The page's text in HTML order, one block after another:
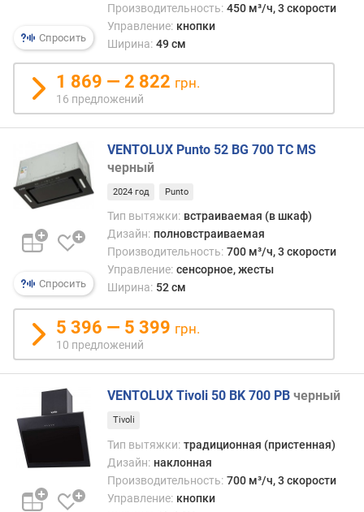
а
к
.
³
)
п
р
и
з
в
о
д
и
т
л
н
с
Спросить
Производительность: 450 м³/ч, 3 скорости
Управление: кнопки
Ширина: 49 см
1 869 — 2 822 грн.
16 предложений
Спросить
VENTOLUX Punto 52 BG 700 TC MS
черный
2024 год Punto
Тип вытяжки: встраиваемая (в шкаф)
Дизайн: полновстраиваемая
Производительность: 700 м³/ч, 3 скорости
Управление: сенсорное, жесты
Ширина: 52 см
5 396 — 5 399 грн.
10 предложений
VENTOLUX Tivoli 50 BK 700 PB черный
Tivoli
Тип вытяжки: традиционная (пристенная)
Дизайн: наклонная
Производительность: 700 м³/ч, 3 скорости
Управление: кнопки